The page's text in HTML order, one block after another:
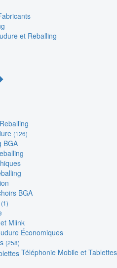
et Reballing
(126)
BGA
BGA
(1)
Mlink
Économiques
(258)
Téléphonie Mobile et Tablettes